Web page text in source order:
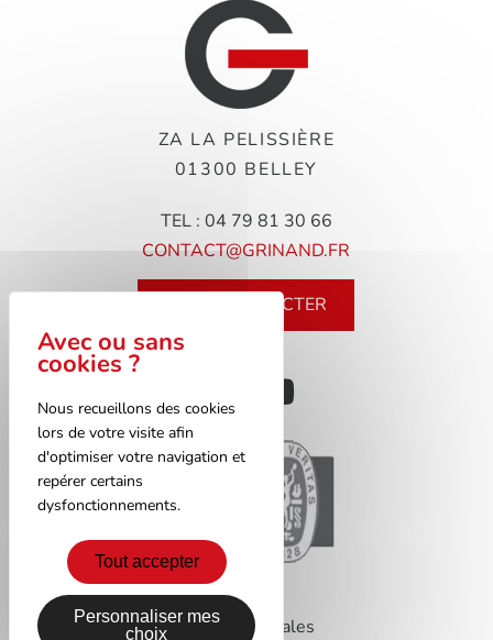
ZA LA PELISSIÈRE
01300 BELLEY
TEL : 04 79 81 30 66
CONTACT@GRINAND.FR
NOUS CONTACTER
Mentions légales
Nous recueillons des cookies
lors de votre visite afin
d'optimiser votre navigation et
repérer certains
dysfonctionnements.
Tout accepter
Personnaliser mes
choix